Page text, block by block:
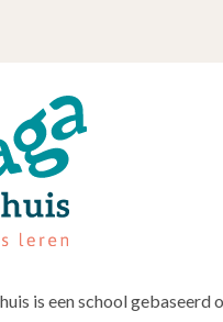
is een school gebaseerd